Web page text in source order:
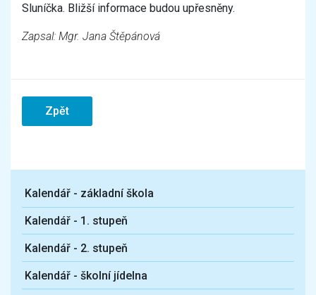
Kalendář - základní škola
Kalendář - 1. stupeň
Kalendář - 2. stupeň
Kalendář - školní jídelna
Sluníčka. Bližší informace budou upřesněny.
Zapsal: Mgr. Jana Štěpánová
Zpět